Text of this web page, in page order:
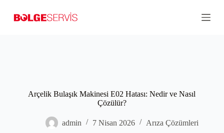
Arçelik Bulaşık Makinesi E02 Hatası: Nedir ve Nasıl
Çözülür?
admin 7 Nisan 2026 Arıza Çözümleri